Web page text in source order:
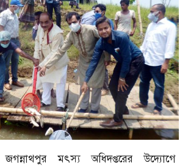
জগন্নাথপুর মৎস্য অধিদপ্তরের উদ্যোগে